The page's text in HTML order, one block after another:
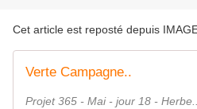
Cet article est reposté depuis
Verte Campagne..
Projet 365 - Mai - jour 18 -